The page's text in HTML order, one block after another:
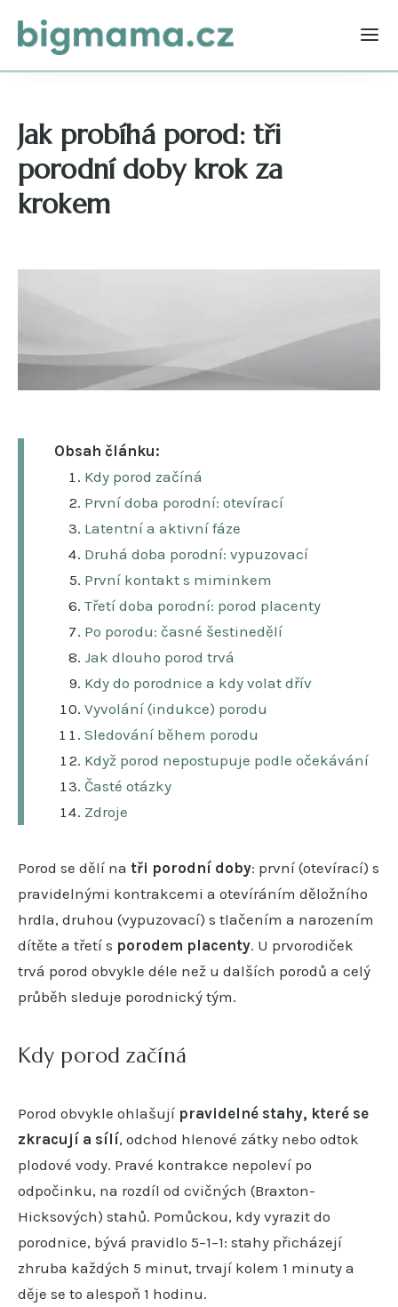
Jak probíhá porod: tři
porodní doby krok za
krokem
Obsah článku:
Kdy porod začíná
První doba porodní: otevírací
Latentní a aktivní fáze
Druhá doba porodní: vypuzovací
První kontakt s miminkem
Třetí doba porodní: porod placenty
Po porodu: časné šestinedělí
Jak dlouho porod trvá
Kdy do porodnice a kdy volat dřív
Vyvolání (indukce) porodu
Sledování během porodu
Když porod nepostupuje podle očekávání
Časté otázky
Zdroje
Porod se dělí na tři porodní doby: první (otevírací) s
pravidelnými kontrakcemi a otevíráním děložního
hrdla, druhou (vypuzovací) s tlačením a narozením
dítěte a třetí s porodem placenty. U prvorodiček
trvá porod obvykle déle než u dalších porodů a celý
průběh sleduje porodnický tým.
Kdy porod začíná
Porod obvykle ohlašují pravidelné stahy, které se
zkracují a sílí, odchod hlenové zátky nebo odtok
plodové vody. Pravé kontrakce nepoleví po
odpočinku, na rozdíl od cvičných (Braxton-
Hicksových) stahů. Pomůckou, kdy vyrazit do
porodnice, bývá pravidlo 5–1–1: stahy přicházejí
zhruba každých 5 minut, trvají kolem 1 minuty a
děje se to alespoň 1 hodinu.